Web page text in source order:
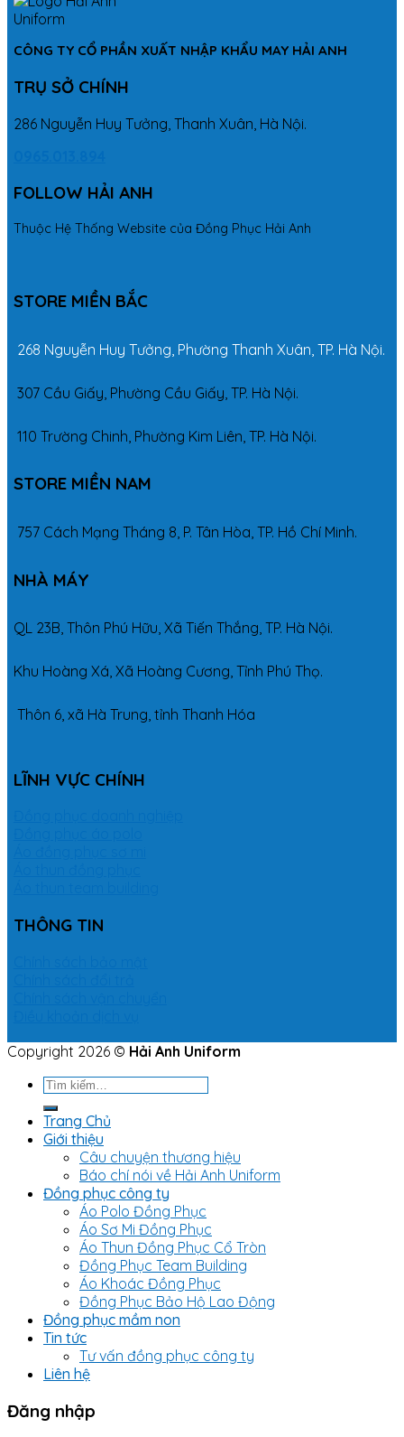
CÔNG TY CỔ PHẦN XUẤT NHẬP KHẨU MAY HẢI ANH
TRỤ SỞ CHÍNH
286 Nguyễn Huy Tưởng, Thanh Xuân, Hà Nội.
FOLLOW HẢI ANH
Thuộc Hệ Thống Website của Đồng Phục Hải Anh
STORE MIỀN BẮC
268 Nguyễn Huy Tưởng, Phường Thanh Xuân, TP. Hà Nội.
307 Cầu Giấy, Phường Cầu Giấy, TP. Hà Nội.
110 Trường Chinh, Phường Kim Liên, TP. Hà Nội.
STORE MIỀN NAM
757 Cách Mạng Tháng 8, P. Tân Hòa, TP. Hồ Chí Minh.
NHÀ MÁY
QL 23B, Thôn Phú Hữu, Xã Tiến Thắng, TP. Hà Nội.
Khu Hoàng Xá, Xã Hoàng Cương, Tỉnh Phú Thọ.
Thôn 6, xã Hà Trung, tỉnh Thanh Hóa
LĨNH VỰC CHÍNH
THÔNG TIN
Copyright 2026 © Hải Anh Uniform
Tìm
kiếm:
Trang Chủ
Giới thiệu
Câu chuyện thương hiệu
Báo chí nói về Hải Anh Uniform
Đồng phục công ty
Áo Polo Đồng Phục
Áo Sơ Mi Đồng Phục
Áo Thun Đồng Phục Cổ Tròn
Đồng Phục Team Building
Áo Khoác Đồng Phục
Đồng Phục Bảo Hộ Lao Động
Đồng phục mầm non
Tin tức
Tư vấn đồng phục công ty
Liên hệ
Đăng nhập